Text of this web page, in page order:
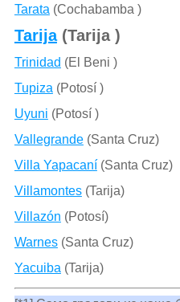
Tarata (Cochabamba )
Tarija(Tarija )
Trinidad (El Beni )
Tupiza (Potosí )
Uyuni (Potosí )
Vallegrande(Santa Cruz)
Villa Yapacaní(Santa Cruz)
Villamontes(Tarija)
Villazón (Potosí)
Warnes(Santa Cruz)
Yacuiba (Tarija)